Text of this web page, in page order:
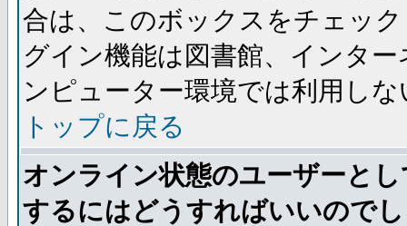
合は、このボックスをチェッ
グイン機能は図書館、インタ
ンピューター環境では利用し
トップに戻る
オンライン状態のユーザーと
するにはどうすればいいので